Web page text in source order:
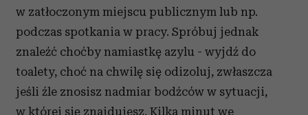
w zatłoczonym miejscu publicznym lub np.
podczas spotkania w pracy. Spróbuj jednak
znaleźć choćby namiastkę azylu - wyjdź do
toalety, choć na chwilę się odizoluj, zwłaszcza
jeśli źle znosisz nadmiar bodźców w sytuacji,
w której się znajdujesz. Kilka minut we